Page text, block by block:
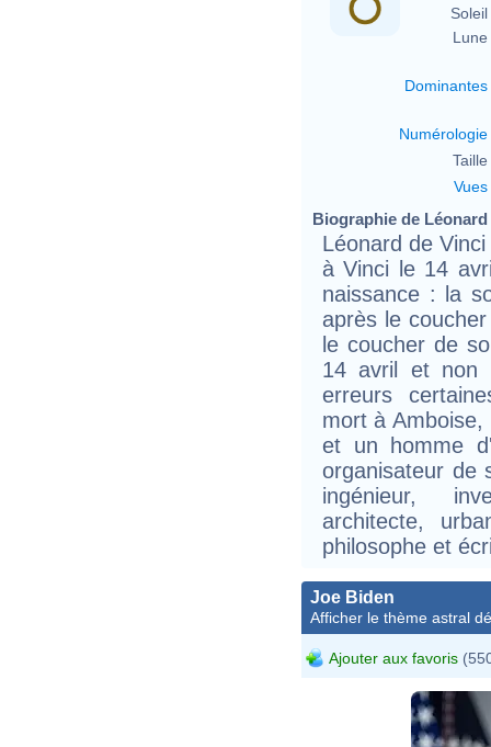
Soleil
Lune
Dominantes
Numérologie
Taille
Vues
Biographie de
Léonard de
à Vinci le 14
naissance : la
après le
le coucher de
14 avril et non
erreurs
mort à
et un homme
organisateur de
ingénieur,
architecte,
philosophe et
Joe Biden
Afficher le thème astral
Ajouter aux favoris